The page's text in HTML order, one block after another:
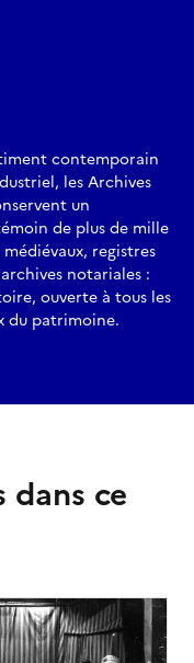
contemporain
les Archives
un
de plus de mille
registres
notariales :
ouverte à tous les
du patrimoine.
dans ce